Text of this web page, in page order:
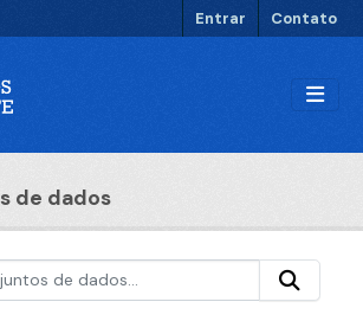
Entrar Contato
de dados